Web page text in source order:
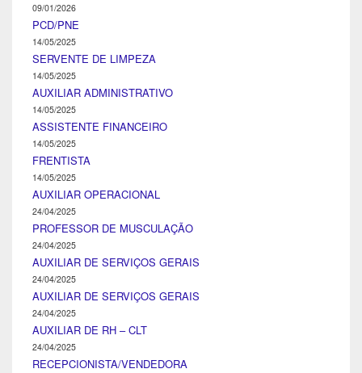
09/01/2026
PCD/PNE
14/05/2025
SERVENTE DE LIMPEZA
14/05/2025
AUXILIAR ADMINISTRATIVO
14/05/2025
ASSISTENTE FINANCEIRO
14/05/2025
FRENTISTA
14/05/2025
AUXILIAR OPERACIONAL
24/04/2025
PROFESSOR DE MUSCULAÇÃO
24/04/2025
AUXILIAR DE SERVIÇOS GERAIS
24/04/2025
AUXILIAR DE SERVIÇOS GERAIS
24/04/2025
AUXILIAR DE RH – CLT
24/04/2025
RECEPCIONISTA/VENDEDORA